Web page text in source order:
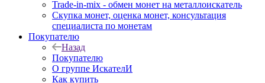
Trade-in-mix - обмен монет на металлоискатель
Скупка монет, оценка монет, консультация
специалиста по монетам
Покупателю
Назад
Покупателю
О группе ИскателИ
Как купить